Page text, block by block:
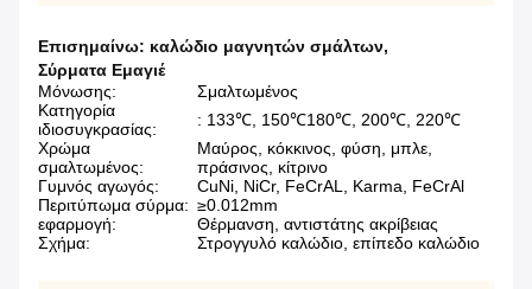
Επισημαίνω: καλώδιο μαγνητών σμάλτων,
Σύρματα Εμαγιέ
Μόνωσης:
Σμαλτωμένος
Κατηγορία
ιδιοσυγκρασίας:
: 133℃, 150℃180℃, 200℃, 220℃
Χρώμα
σμαλτωμένος:
Μαύρος, κόκκινος, φύση, μπλε,
πράσινος, κίτρινο
Γυμνός αγωγός:
CuNi, NiCr, FeCrAL, Karma, FeCrAl
Περιτύπωμα σύρμα: ≥0.012mm
εφαρμογή:
Θέρμανση, αντιστάτης ακρίβειας
Σχήμα:
Στρογγυλό καλώδιο, επίπεδο καλώδιο